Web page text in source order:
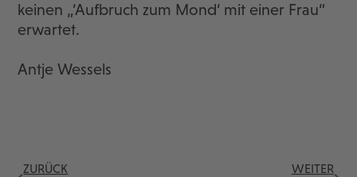
keinen „‘Aufbruch zum Mond‘ mit einer Frau“
erwartet.
Antje Wessels
ZURÜCK WEITER